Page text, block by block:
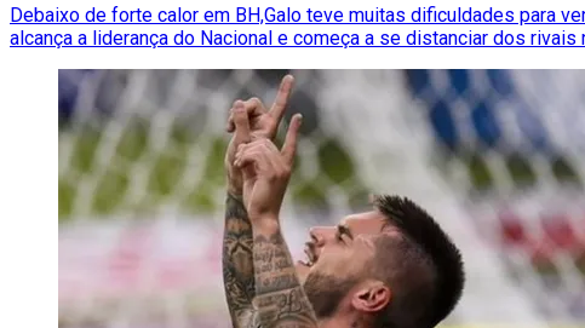
Debaixo de forte calor em BH,Galo teve muitas dificuldades para
alcança a liderança do Nacional e começa a se distanciar dos rivais